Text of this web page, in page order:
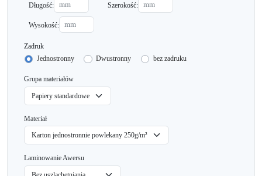
Długość:
Szerokość:
Wysokość:
Zadruk
Jednostronny
Dwustronny bez zadruku
Grupa materiałów
Materiał
Laminowanie Awersu